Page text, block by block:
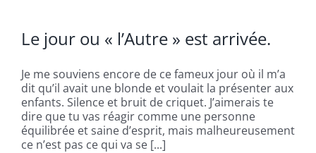
Le jour ou « l’Autre » est arrivée.
Je me souviens encore de ce fameux jour où il m’a
dit qu’il avait une blonde et voulait la présenter aux
enfants. Silence et bruit de criquet. J’aimerais te
dire que tu vas réagir comme une personne
équilibrée et saine d’esprit, mais malheureusement
ce n’est pas ce qui va se [...]